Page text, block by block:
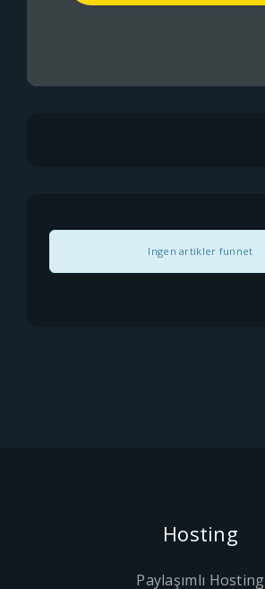
Ingen artikler funnet
Hosting
Paylaşımlı Hosting